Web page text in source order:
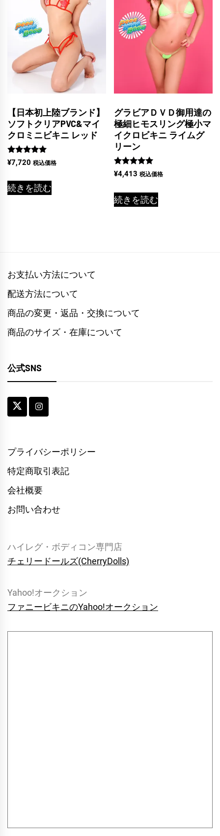
【日本初上陸ブランド】
ソフトクリアPVC&マイ
クロミニビキニ レッド
5段階中
5.00
¥7,720 税込価格
続きを読む
グラビアＤＶＤ御用達の
極細ヒモスリング極小マ
イクロビキニ ライムグ
リーン
5段階中
5.00
¥4,413 税込価格
続きを読む
お支払い方法について
配送方法について
商品の変更・返品・交換について
商品のサイズ・在庫について
公式SNS
プライバシーポリシー
特定商取引表記
会社概要
お問い合わせ
ハイレグ・ボディコン専門店
チェリードールズ(CherryDolls)
Yahoo!オークション
ファニービキニのYahoo!オークション